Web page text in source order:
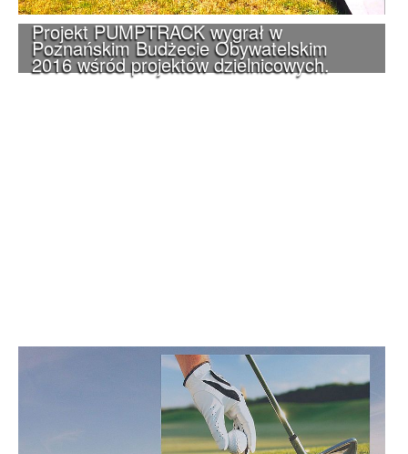
Projekt PUMPTRACK wygrał w
Poznańskim Budżecie Obywatelskim
2016 wśród projektów dzielnicowych.